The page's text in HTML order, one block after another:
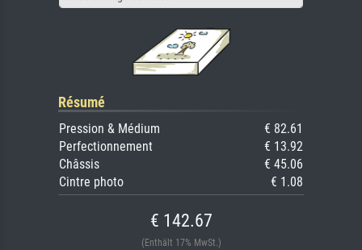
Résumé
Pression & Médium
€ 82.61
Perfectionnement
€ 13.92
Châssis
€ 45.06
Cintre photo
€ 1.08
€ 142.67
(Enthält 17% MwSt.)